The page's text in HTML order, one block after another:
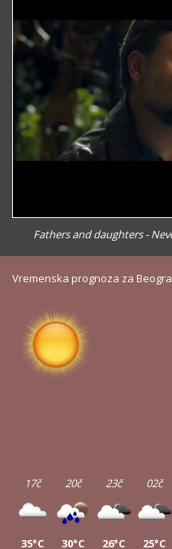
Fathers and daughters -
Vremenska prognoza za
17č
35°C
20č
30°C
23č
26°C
02č
25°C